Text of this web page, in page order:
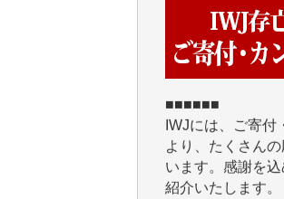
■■■■■■
より、たくさんの
います。感謝を込
紹介いたします。
■■■■■■